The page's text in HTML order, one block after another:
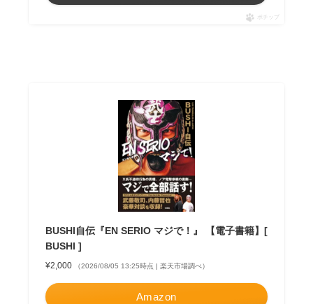
ポチップ
BUSHI自伝『EN SERIO マジで！』 【電子書籍】[
BUSHI ]
¥2,000 （2026/08/05 13:25時点 | 楽天市場調べ）
Amazon